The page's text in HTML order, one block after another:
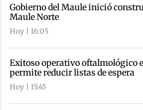
Gobierno del Maule inició
Maule Norte
Hoy | 16:05
Exitoso operativo oftalmológico
permite reducir listas de espera
Hoy | 15:45